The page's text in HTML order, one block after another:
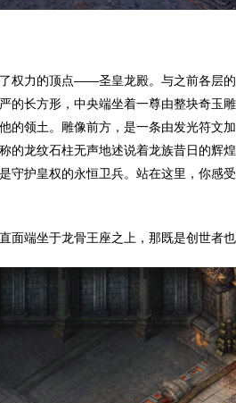
力的顶点——圣皇龙殿。与之前各层的
的长方形，中央端坐着一尊由整块奇玉
的领土。雕像前方，是一条由发光符文
的龙纹石柱无声地述说着龙族昔日的辉
守护皇权的永恒卫兵。站在这里，你感
端坐于龙骨王座之上，那既是创世者